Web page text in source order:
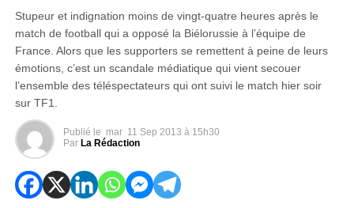
Stupeur et indignation moins de vingt-quatre heures après le
match de football qui a opposé la Biélorussie à l’équipe de
France. Alors que les supporters se remettent à peine de leurs
émotions, c’est un scandale médiatique qui vient secouer
l’ensemble des téléspectateurs qui ont suivi le match hier soir
sur TF1.
Publié le mar 11 Sep 2013 à 15h30
Par La Rédaction